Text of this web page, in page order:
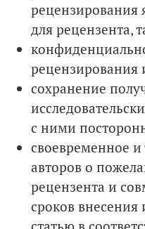
рецензирования
для рецензента,
рецензирования
сохранение
с ними
своевременное
авторов о
рецензента и
сроков